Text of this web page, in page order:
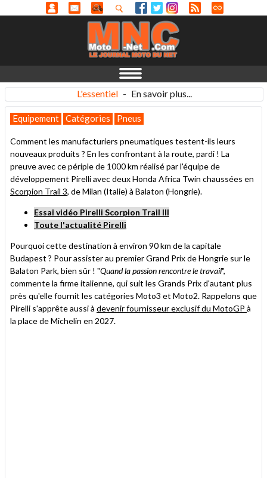
L'essentiel - En savoir plus...
Equipement Catégories Pneus
Comment les manufacturiers pneumatiques testent-ils leurs
nouveaux produits ? En les confrontant à la route, pardi ! La
preuve avec ce périple de 1000 km réalisé par l'équipe de
développement Pirelli avec deux Honda Africa Twin chaussées en
Scorpion Trail 3, de Milan (Italie) à Balaton (Hongrie).
Essai vidéo Pirelli Scorpion Trail III
Toute l'actualité Pirelli
Pourquoi cette destination à environ 90 km de la capitale
Budapest ? Pour assister au premier Grand Prix de Hongrie sur le
Balaton Park, bien sûr ! "Quand la passion rencontre le travail",
commente la firme italienne, qui suit les Grands Prix d'autant plus
près qu'elle fournit les catégories Moto3 et Moto2. Rappelons que
Pirelli s'apprête aussi à devenir fournisseur exclusif du MotoGP à
la place de Michelin en 2027.